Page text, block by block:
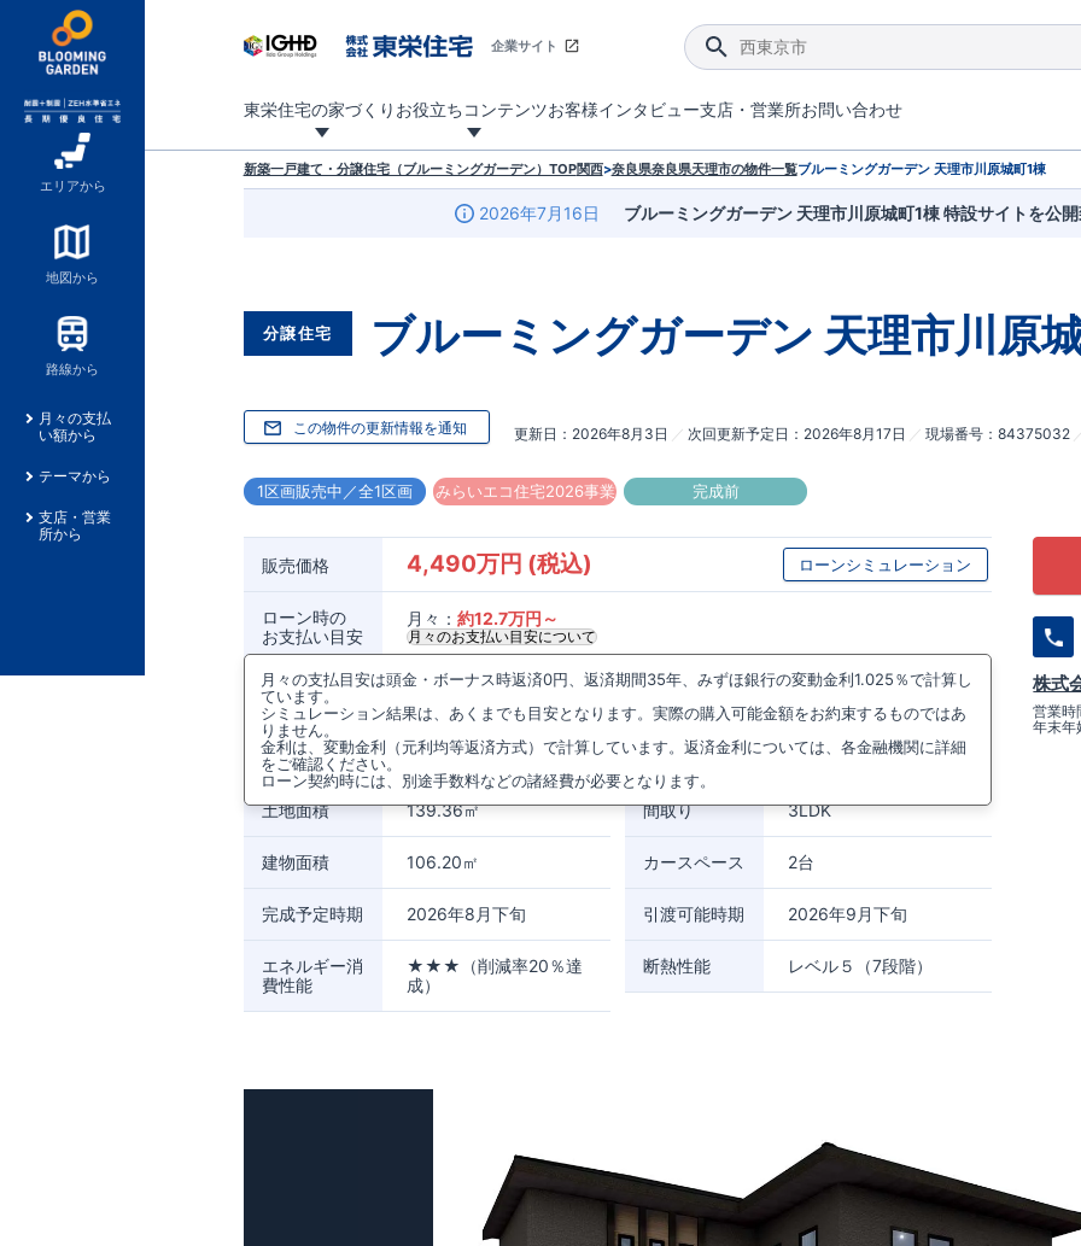
エリアから
地図から
路線から
月々の支払
い額から
テーマから
支店・営業
所から
企業サイト
東栄住宅の家づくり お役立ちコンテンツお客様インタビュー支店・営業所お問い合わせ
新築一戸建て・分譲住宅（ブルーミングガーデン）TOP関西>奈良県奈良県天理市の物件一覧ブルーミングガーデン 天理市川原城町1棟
2026年7月16日 ブルーミングガーデン 天理市川原城町1棟 特設サイトを公
分譲住宅 ブルーミングガーデン 天理市川原
この物件の更新情報を通知 更新日 2026年8月3日 次回更新予定日 2026年8月17日 現場番号 84375032
1区画販売中／全1区画 みらいエコ住宅2026事業 完成前
販売価格 4,490万円 (税込) ローンシミュレーション
ローン時の
お支払い目安
月々： 約12.7万円～
月々のお支払い目安について
月々の支払目安は頭金・ボーナス時返済0円、返済期間35年、みずほ銀行の変動金利1.025％で計算し
ています。
シミュレーション結果は、あくまでも目安となります。実際の購入可能金額をお約束するものではあ
りません。
金利は、変動金利（元利均等返済方式）で計算しています。返済金利については、各金融機関に詳細
をご確認ください。
ローン契約時には、別途手数料などの諸経費が必要となります。
所在地 奈良県天理市川原城町923番他(地番) 周辺マップを見る
アクセス 近鉄天理線,桜井線天理駅まで徒歩8分
近鉄天理線,桜井線 天理駅まで徒歩8分
土地面積 139.36㎡
建物面積 106.20㎡
間取り 3LDK
カースペース 2台
完成予定時期 2026年8月下旬 引渡可能時期 2026年9月下旬
エネルギー消
費性能
★★★（削減率20％達
成）
断熱性能 レベル５（7段階）
株式
営業時
年末年